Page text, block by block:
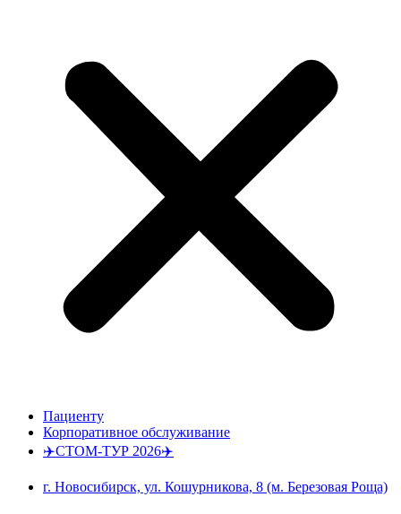
Пациенту
Корпоративное обслуживание
✈️СТОМ-ТУР 2026✈️
г. Новосибирск, ул. Кошурникова, 8 (м. Березовая Роща)